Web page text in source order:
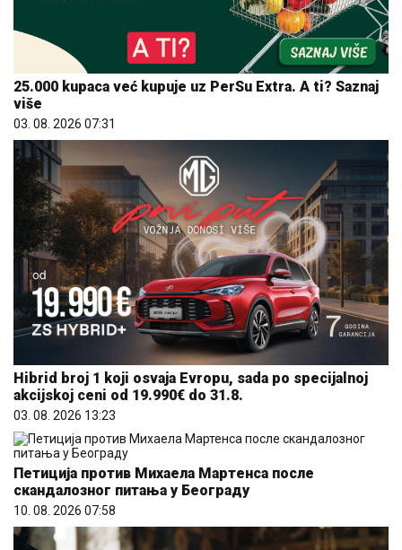
25.000 kupaca već kupuje uz PerSu Extra. A ti? Saznaj
više
03. 08. 2026 07:31
Hibrid broj 1 koji osvaja Evropu, sada po specijalnoj
akcijskoj ceni od 19.990€ do 31.8.
03. 08. 2026 13:23
Петиција против Михаела Мартенса после
скандалозног питања у Београду
10. 08. 2026 07:58